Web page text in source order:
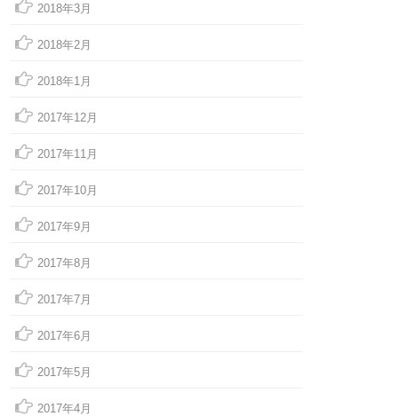
2018年3月
2018年2月
2018年1月
2017年12月
2017年11月
2017年10月
2017年9月
2017年8月
2017年7月
2017年6月
2017年5月
2017年4月